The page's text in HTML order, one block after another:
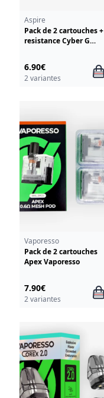
Aspire
Pack de 2 cartouches +
resistance Cyber G
6.90€
2 variantes
Vaporesso
Pack de 2 cartouches
Apex Vaporesso
7.90€
2 variantes